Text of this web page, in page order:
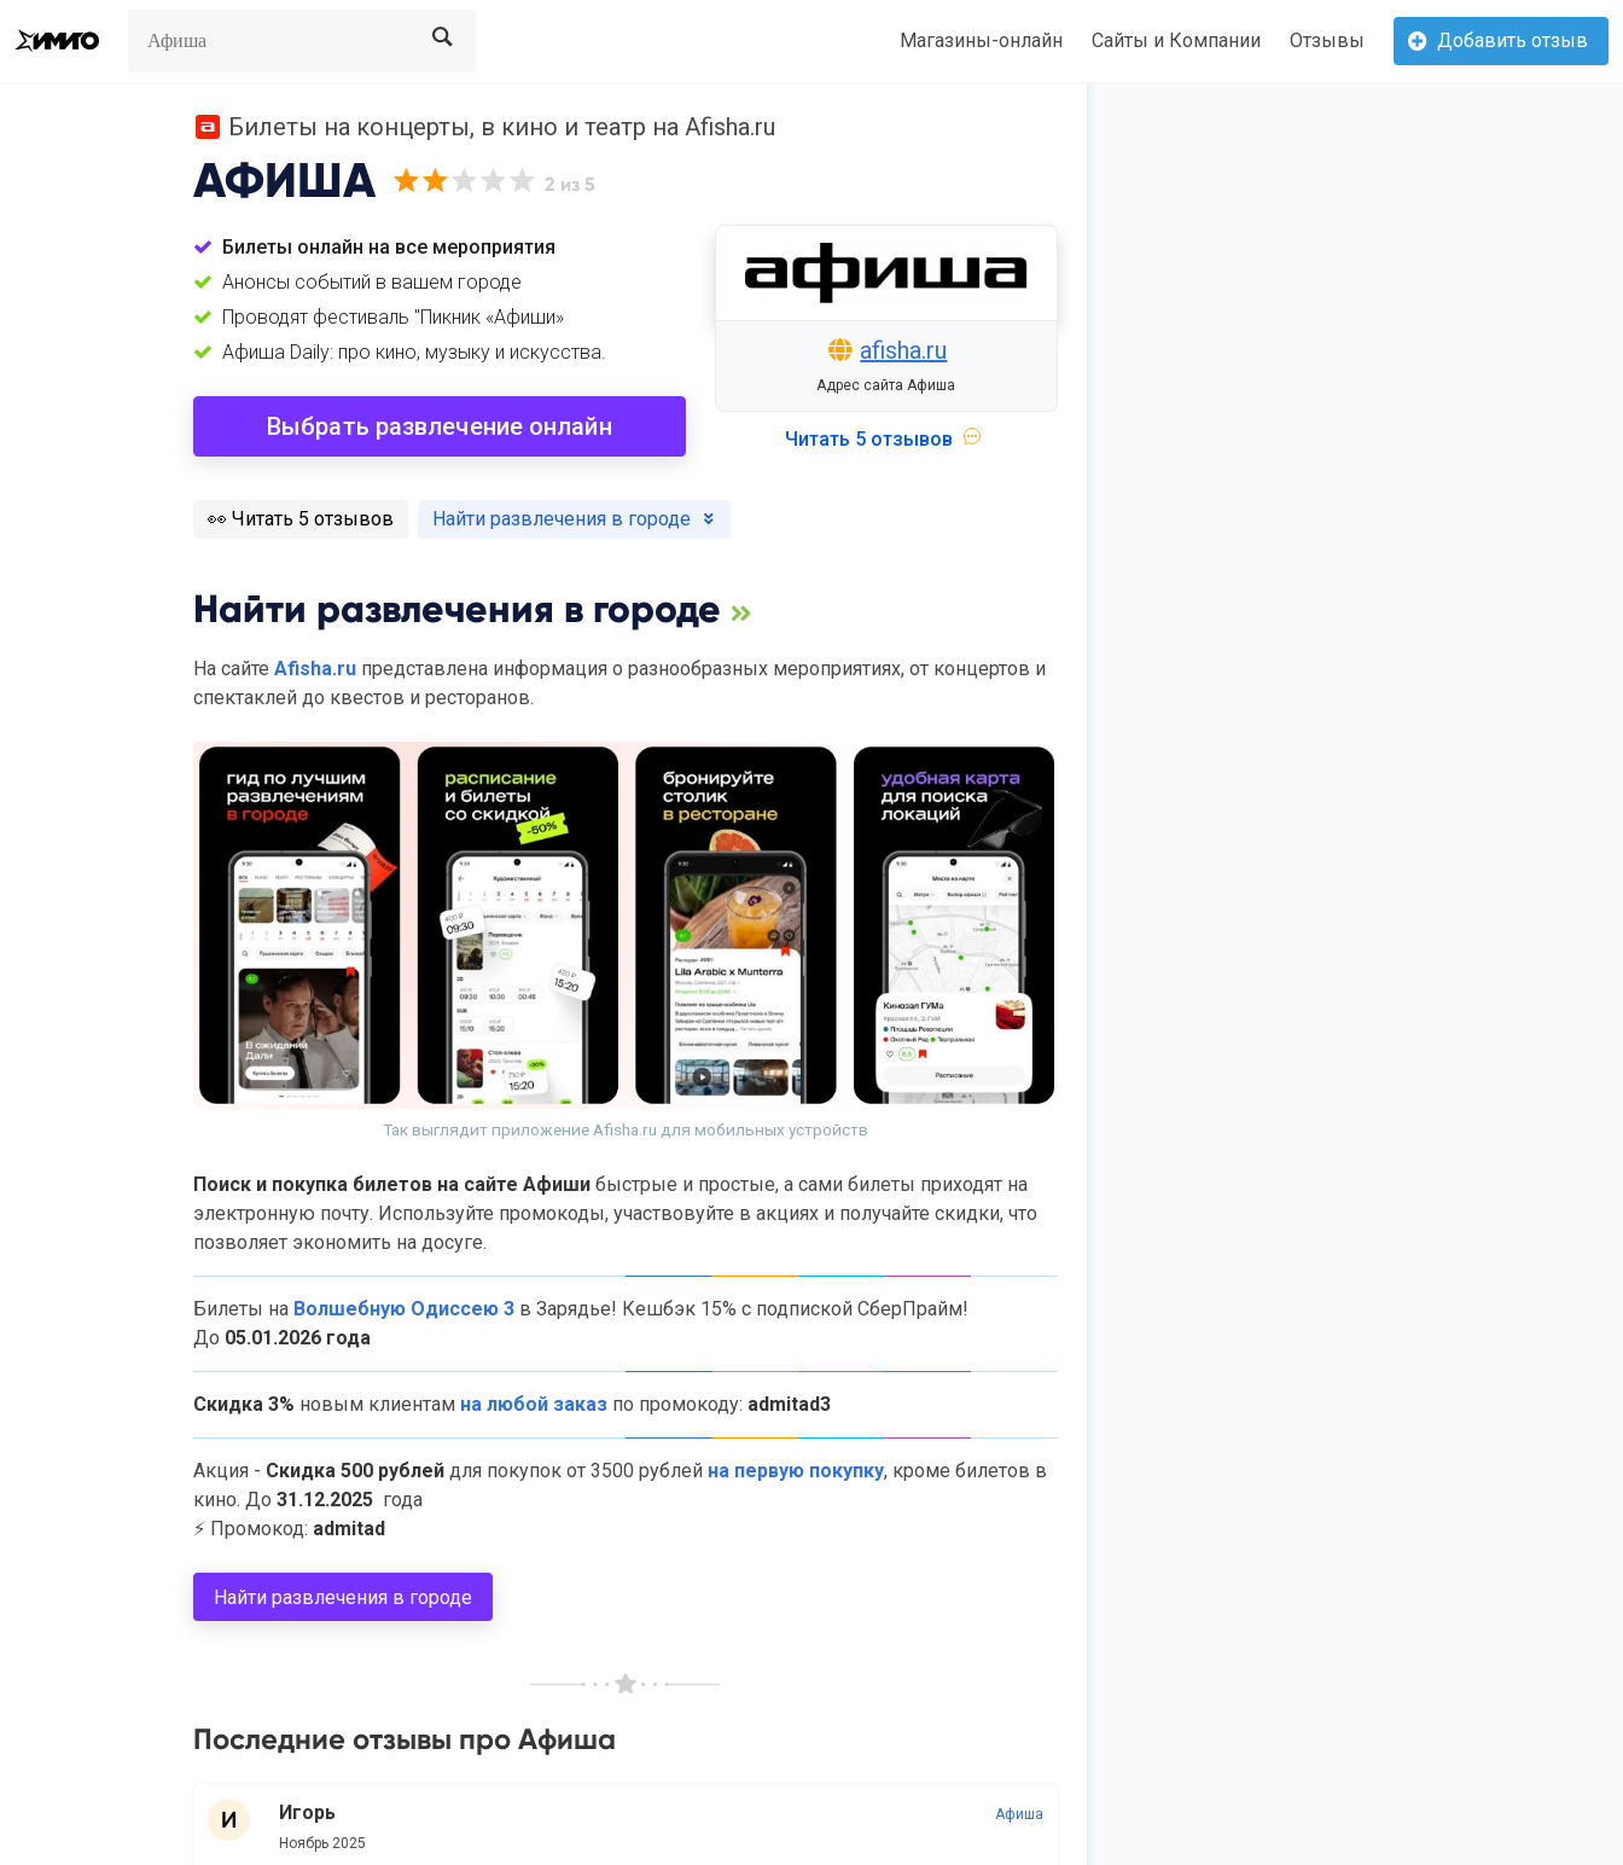
Search Магазины-онлайн Сайты и Компании Отзывы Добавить отзыв
Билеты на концерты, в кино и театр на Afisha.ru
АФИША 2 из 5
Билеты онлайн на все мероприятия
Анонсы событий в вашем городе
Проводят фестиваль "Пикник «Афиши»
Афиша Daily: про кино, музыку и искусства.
Выбрать развлечение онлайн
afisha.ru
Адрес сайта Афиша
Читать 5 отзывов
️👀 Читать 5 отзывов Найти развлечения в городе
Найти развлечения в городе
На сайте Afisha.ru представлена информация о разнообразных мероприятиях, от концертов и
спектаклей до квестов и ресторанов.
Так выглядит приложение Afisha.ru для мобильных устройств
Поиск и покупка билетов на сайте Афиши быстрые и простые, а сами билеты приходят на
электронную почту. Используйте промокоды, участвовуйте в акциях и получайте скидки, что
позволяет экономить на досуге.
Билеты на Волшебную Одиссею 3 в Зарядье! Кешбэк 15% с подпиской СберПрайм!
До 05.01.2026 года
Скидка 3% новым клиентам на любой заказ по промокоду: admitad3
Акция - Скидка 500 рублей для покупок от 3500 рублей на первую покупку, кроме билетов в
кино. До 31.12.2025 года
⚡ Промокод: admitad
Найти развлечения в городе
Последние отзывы про Афиша
Игорь
Ноябрь 2025
Афиша